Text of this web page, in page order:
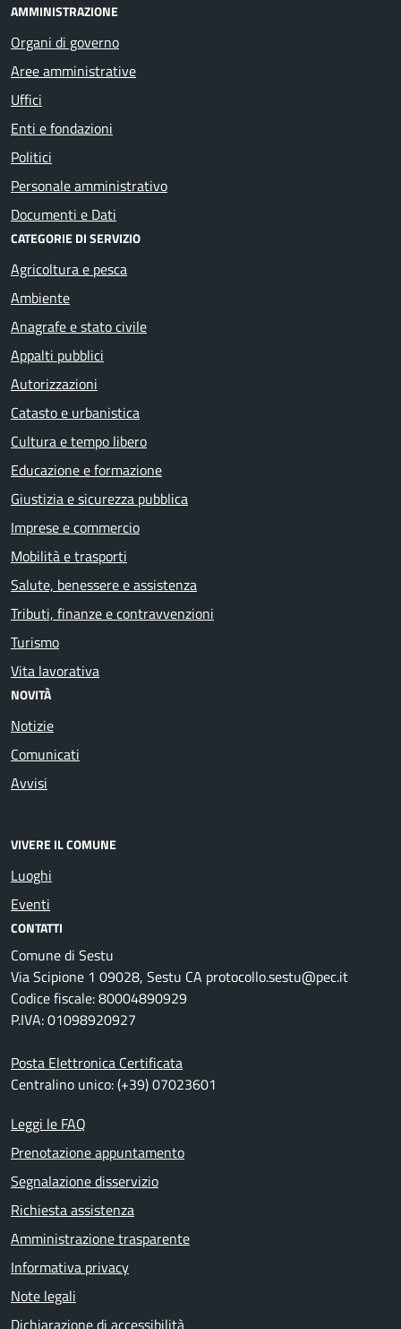
AMMINISTRAZIONE
Organi di governo
Aree amministrative
Uffici
Enti e fondazioni
Politici
Personale amministrativo
Documenti e Dati
CATEGORIE DI SERVIZIO
Agricoltura e pesca
Ambiente
Anagrafe e stato civile
Appalti pubblici
Autorizzazioni
Catasto e urbanistica
Cultura e tempo libero
Educazione e formazione
Giustizia e sicurezza pubblica
Imprese e commercio
Mobilità e trasporti
Salute, benessere e assistenza
Tributi, finanze e contravvenzioni
Turismo
Vita lavorativa
NOVITÀ
Notizie
Comunicati
Avvisi
VIVERE IL COMUNE
Luoghi
Eventi
CONTATTI
Comune di Sestu
Via Scipione 1 09028, Sestu CA protocollo.sestu@pec.it
Codice fiscale: 80004890929
P.IVA: 01098920927
Posta Elettronica Certificata
Centralino unico: (+39) 07023601
Leggi le FAQ
Prenotazione appuntamento
Segnalazione disservizio
Richiesta assistenza
Amministrazione trasparente
Informativa privacy
Note legali